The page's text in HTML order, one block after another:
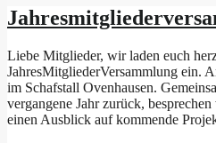
Liebe Mitglieder, wir laden euch
JahresMitgliederVersammlung ein.
im Schafstall Ovenhausen.
vergangene Jahr zurück,
einen Ausblick auf kommende